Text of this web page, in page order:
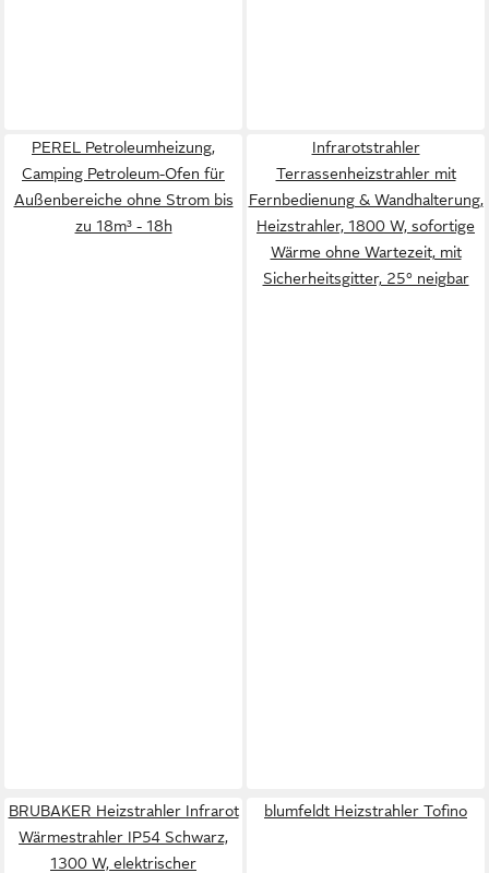
PEREL Petroleumheizung,
Camping Petroleum-Ofen für
Außenbereiche ohne Strom bis
zu 18m³ - 18h
Infrarotstrahler
Terrassenheizstrahler mit
Fernbedienung & Wandhalterung,
Heizstrahler, 1800 W, sofortige
Wärme ohne Wartezeit, mit
Sicherheitsgitter, 25° neigbar
BRUBAKER Heizstrahler Infrarot
Wärmestrahler IP54 Schwarz,
1300 W, elektrischer
blumfeldt Heizstrahler Tofino